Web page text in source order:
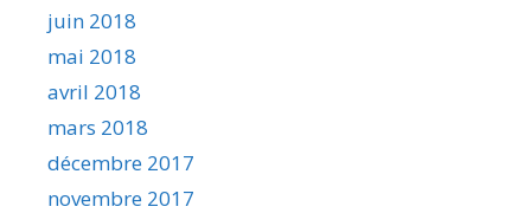
juin 2018
mai 2018
avril 2018
mars 2018
décembre 2017
novembre 2017